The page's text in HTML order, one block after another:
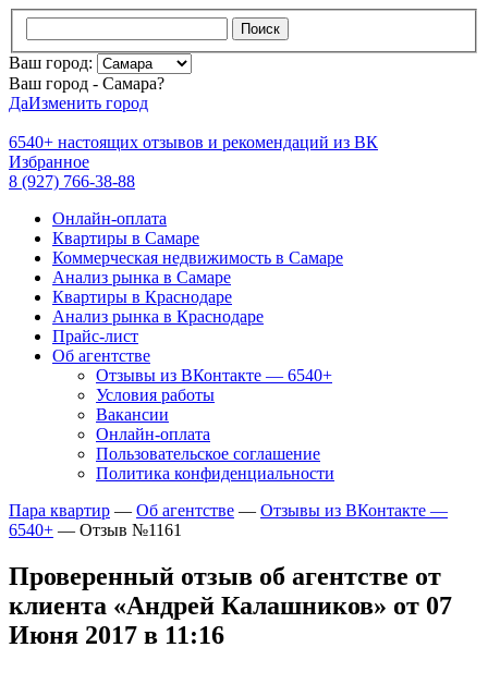
Поиск
Ваш город:
Ваш город - Самара?
ДаИзменить город
6540+ настоящих отзывов и рекомендаций из ВК
Избранное
8 (927) 766-38-88
Онлайн-оплата
Квартиры в Самаре
Коммерческая недвижимость в Самаре
Анализ рынка в Самаре
Квартиры в Краснодаре
Анализ рынка в Краснодаре
Прайс-лист
Об агентстве
Отзывы из ВКонтакте — 6540+
Условия работы
Вакансии
Онлайн-оплата
Пользовательское соглашение
Политика конфиденциальности
Пара квартир — Об агентстве — Отзывы из ВКонтакте —
6540+ — Отзыв №1161
Проверенный отзыв об агентстве от
клиента «Андрей Калашников» от 07
Июня 2017 в 11:16